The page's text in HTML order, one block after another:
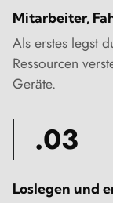
Mitarbeiter,
Als erstes legst
Ressourcen
Geräte.
.03
Loslegen und